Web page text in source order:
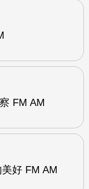
FM AM
好 FM AM